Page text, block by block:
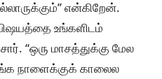
என்கிறேன்.
உங்களிடம்
‘‘ஒரு மாசத்துக்கு மேல
நாளைக்குக் காலைல